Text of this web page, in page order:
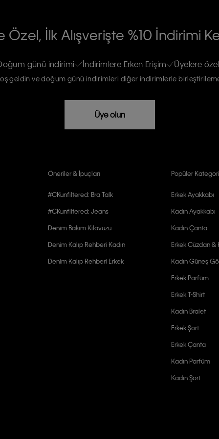
ve güncel ürün,
Özel, İlk Alışverişte %10 İndirimi
günü indirimi İndirimlere Erken Erişim Üyelere
geldin ve doğum günü indirimleri diğer indirimlerle
Üye olun
Öneriler & İpuçları
#CKunfiltered: Bra Talk
#CKunfiltered: Jeans
Denim Bakım Kılavuzu
Denim Kalıp Rehberi Kadın
Denim Kalıp Rehberi Erkek
Popüler
Erkek Ayakkabı
Kadın Ayakkabı
Kadın Çanta
Erkek Cüzdan &
Kadın Güneş
Erkek Parfüm
Erkek T-Shirt
Kadın Bralet
Erkek Şort
Erkek Çanta
Kadın Parfüm
Kadın Şort